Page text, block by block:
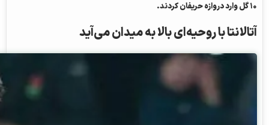
۱۰ گل وارد دروازه حریفان کردند.
آتالانتا با روحیه‌ای بالا به میدان می‌آید